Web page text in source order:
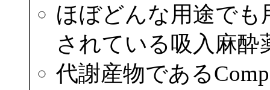
ほぼどんな用途で
されている吸入麻酔
代謝産物である